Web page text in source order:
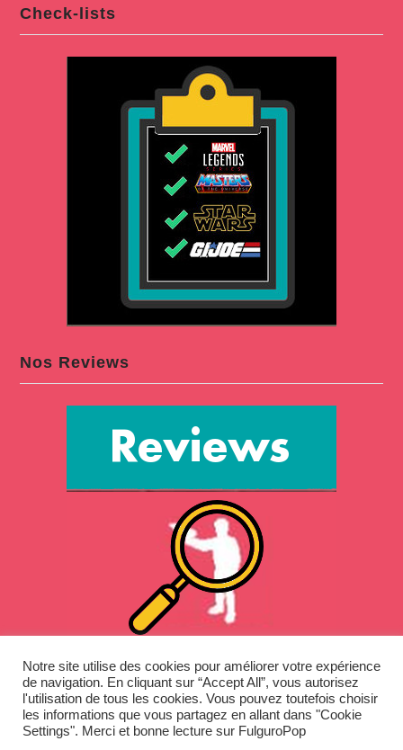
Check-lists
Nos Reviews
Jouets vintage
Notre site utilise des cookies pour améliorer votre expérience
de navigation. En cliquant sur “Accept All”, vous autorisez
l'utilisation de tous les cookies. Vous pouvez toutefois choisir
les informations que vous partagez en allant dans "Cookie
Settings". Merci et bonne lecture sur FulguroPop